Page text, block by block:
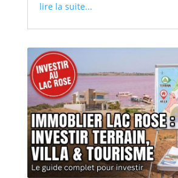
lire la suite...